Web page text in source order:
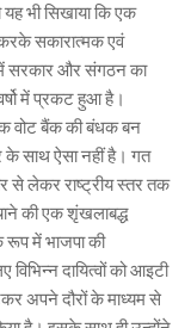
यह भी सिखाया कि एक
करके सकारात्मक एवं
सरकार और संगठन का
में प्रकट हुआ है।
वोट बैंक की बंधक बन
के साथ ऐसा नहीं है। गत
से लेकर राष्ट्रीय स्तर तक
की एक शृंखलाबद्ध
रूप में भाजपा की
दायित्वों को आइटी
अपने दौरों के माध्यम से